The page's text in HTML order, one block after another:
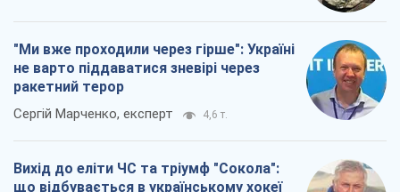
"Ми вже проходили через гірше": Україні
не варто піддаватися зневірі через
ракетний терор
Сергій Марченко, експерт 4,6 т.
Вихід до еліти ЧС та тріумф "Сокола":
що відбувається в українському хокеї